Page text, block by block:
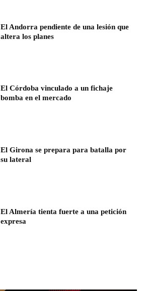
El Andorra pendiente de una lesión que
altera los planes
El Córdoba vinculado a un fichaje
bomba en el mercado
El Girona se prepara para batalla por
su lateral
El Almería tienta fuerte a una petición
expresa